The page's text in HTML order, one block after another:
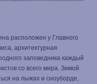
расположен у Главного
архитектурная
заповедника каждый
со всего мира. Зимой
на лыжах и сноуборде,